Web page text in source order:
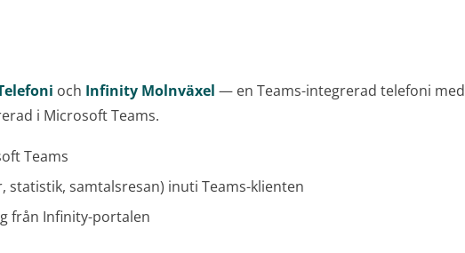
och Infinity Molnväxel — en Teams-integrerad telefoni med
i Microsoft Teams.
Teams
statistik, samtalsresan) inuti Teams-klienten
från Infinity-portalen